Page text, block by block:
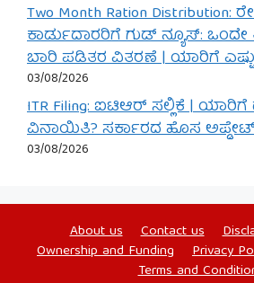
Two Month Ration Distribution:
ಕಾರ್ಡುದಾರರಿಗೆ ಗುಡ್ ನ್ಯೂಸ್: ಒಂದೇ
ಬಾರಿ ಪಡಿತರ ವಿತರಣೆ | ಯಾರಿಗೆ
03/08/2026
ITR Filing: ಐಟಿಆರ್ ಸಲ್ಲಿಕೆ |
ವಿನಾಯಿತಿ? ಸರ್ಕಾರದ ಹೊಸ ಅಪ್ಡೇಟ್
03/08/2026
About us Contact us
Ownership and Funding
Privacy
Terms and